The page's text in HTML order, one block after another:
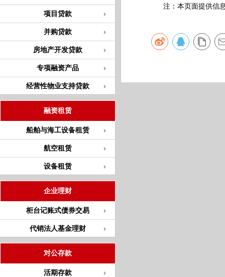
项目贷款
并购贷款
房地产开发贷款
专项融资产品
经营性物业支持贷款
融资租赁
船舶与海工设备租赁
航空租赁
设备租赁
企业理财
柜台记账式债券交易
代销法人基金理财
对公存款
活期存款
注：本页面提供信息